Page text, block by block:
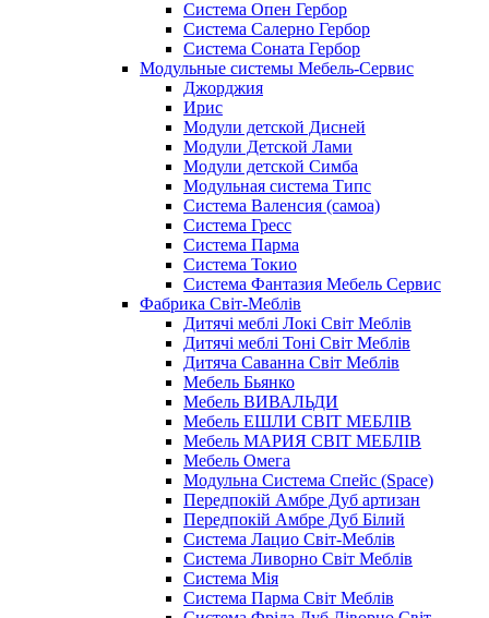
Система Опен Гербор
Система Салерно Гербор
Система Соната Гербор
Модульные системы Мебель-Сервис
Джорджия
Ирис
Модули детской Дисней
Модули Детской Лами
Модули детской Симба
Модульная система Типс
Система Валенсия (самоа)
Система Гресс
Система Парма
Система Токио
Система Фантазия Мебель Сервис
Фабрика Світ-Меблів
Дитячі меблі Локі Світ Меблів
Дитячі меблі Тоні Світ Меблів
Дитяча Саванна Світ Меблів
Мебель Бьянко
Мебель ВИВАЛЬДИ
Мебель ЕШЛИ СВІТ МЕБЛІВ
Мебель МАРИЯ СВІТ МЕБЛІВ
Мебель Омега
Модульна Cистема Спейс (Space)
Передпокій Амбре Дуб артизан
Передпокій Амбре Дуб Білий
Система Лацио Світ-Меблів
Система Ливорно Світ Меблів
Система Мія
Система Парма Свiт Меблiв